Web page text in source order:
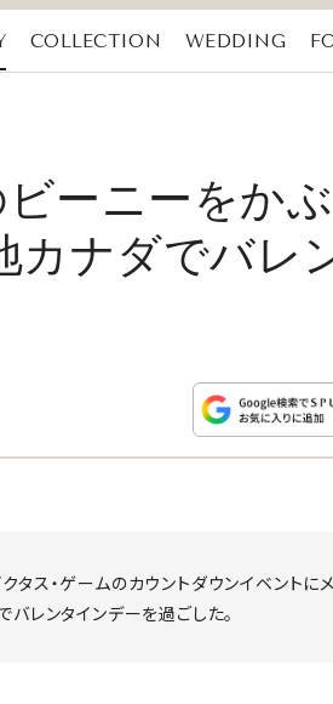
COLLECTION WEDDING
ーニーをかぶ
カナダでバレ
ス・ゲームのカウントダウンイベントに
バレンタインデーを過ごした。